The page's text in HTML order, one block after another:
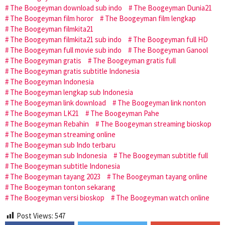
The Boogeyman download sub indo
The Boogeyman Dunia21
The Boogeyman film horor
The Boogeyman film lengkap
The Boogeyman filmkita21
The Boogeyman filmkita21 sub indo
The Boogeyman full HD
The Boogeyman full movie sub indo
The Boogeyman Ganool
The Boogeyman gratis
The Boogeyman gratis full
The Boogeyman gratis subtitle Indonesia
The Boogeyman Indonesia
The Boogeyman lengkap sub Indonesia
The Boogeyman link download
The Boogeyman link nonton
The Boogeyman LK21
The Boogeyman Pahe
The Boogeyman Rebahin
The Boogeyman streaming bioskop
The Boogeyman streaming online
The Boogeyman sub Indo terbaru
The Boogeyman sub Indonesia
The Boogeyman subtitle full
The Boogeyman subtitle Indonesia
The Boogeyman tayang 2023
The Boogeyman tayang online
The Boogeyman tonton sekarang
The Boogeyman versi bioskop
The Boogeyman watch online
Post Views: 547